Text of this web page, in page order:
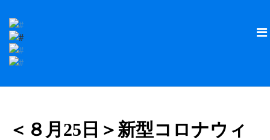
＜８月25日＞新型コロナウィ